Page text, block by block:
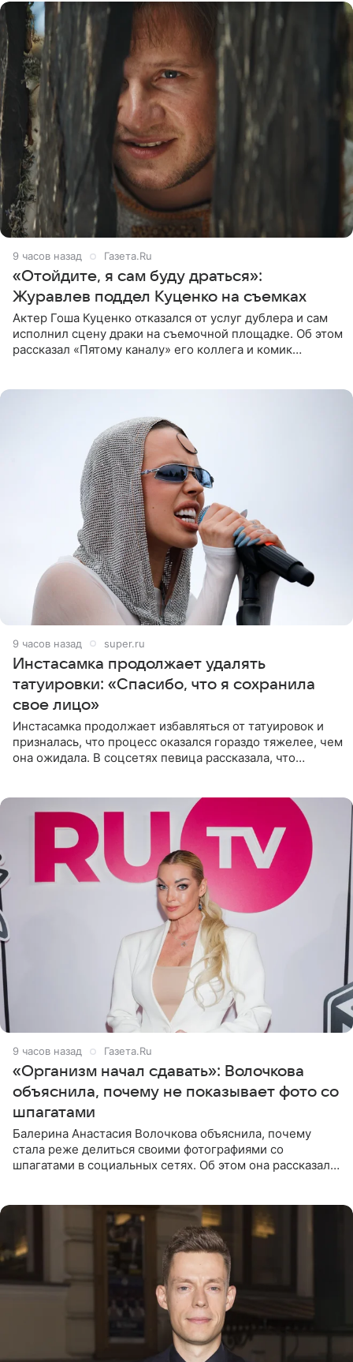
9 часов назад Газета.Ru
«Отойдите, я сам буду драться»:
Журавлев поддел Куценко на съемках
Актер Гоша Куценко отказался от услуг дублера и сам
исполнил сцену драки на съемочной площадке. Об этом
рассказал «Пятому каналу» его коллега и комик
9 часов назад super.ru
Инстасамка продолжает удалять
татуировки: «Спасибо, что я сохранила
свое лицо»
Инстасамка продолжает избавляться от татуировок и
призналась, что процесс оказался гораздо тяжелее, чем
она ожидала. В соцсетях певица рассказала, что
9 часов назад Газета.Ru
«Организм начал сдавать»: Волочкова
объяснила, почему не показывает фото со
шпагатами
Балерина Анастасия Волочкова объяснила, почему
стала реже делиться своими фотографиями со
шпагатами в социальных сетях. Об этом она рассказала